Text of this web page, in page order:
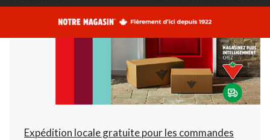
est
AB,
Fermé,
Ouverture
à
06:00
changer
Expédition locale gratuite pour les commandes